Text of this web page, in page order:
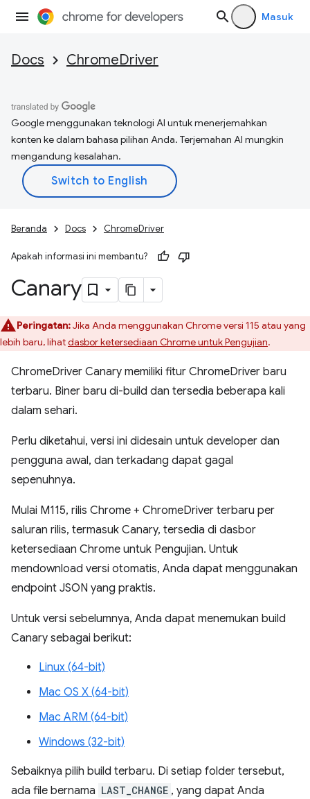
Masuk
Docs ChromeDriver
Google menggunakan teknologi AI untuk menerjemahkan
konten ke dalam bahasa pilihan Anda. Terjemahan AI mungkin
mengandung kesalahan.
Beranda Docs ChromeDriver
Apakah informasi ini membantu?
Canary
Peringatan:Jika Anda menggunakan Chrome versi 115 atau yang
lebih baru, lihatdasbor ketersediaan Chrome untuk Pengujian.
ChromeDriver Canary memiliki fitur ChromeDriver baru
terbaru. Biner baru di-build dan tersedia beberapa kali
dalam sehari.
Perlu diketahui, versi ini didesain untuk developer dan
pengguna awal, dan terkadang dapat gagal
sepenuhnya.
Mulai M115, rilis Chrome + ChromeDriver terbaru per
saluran rilis, termasuk Canary, tersedia di dasbor
ketersediaan Chrome untuk Pengujian. Untuk
mendownload versi otomatis, Anda dapat menggunakan
endpoint JSON yang praktis.
Untuk versi sebelumnya, Anda dapat menemukan build
Canary sebagai berikut:
Linux (64-bit)
Mac OS X (64-bit)
Mac ARM (64-bit)
Windows (32-bit)
Sebaiknya pilih build terbaru. Di setiap folder tersebut,
ada file bernama LAST_CHANGE , yang dapat Anda